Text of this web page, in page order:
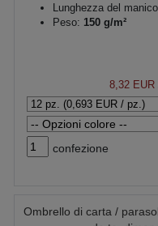
Lunghezza del
Peso: 150 g/m²
8,32 EUR
confezione
Ombrello di carta /